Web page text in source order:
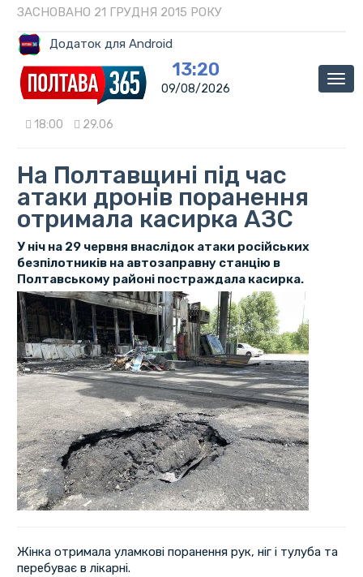
ЗАСНОВАНО 21 ГРУДНЯ 2015 РОКУ
Додаток для Android
13:20
09/08/2026
18:00 29.06
На Полтавщині під час
атаки дронів поранення
отримала касирка АЗС
У ніч на 29 червня внаслідок атаки російських
безпілотників на автозаправну станцію в
Полтавському районі постраждала касирка.
Жінка отримала уламкові поранення рук, ніг і тулуба та
перебуває в лікарні.